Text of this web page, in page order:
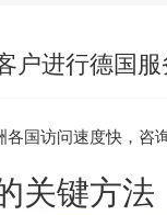
户进行德国
国访问速度快，咨
关键方法